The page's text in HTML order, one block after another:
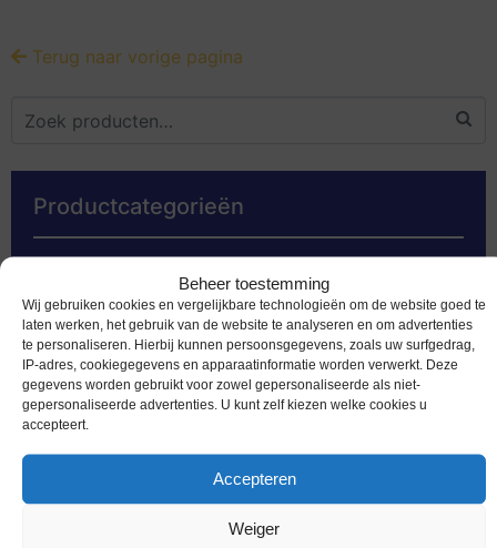
Beheer toestemming
Wij gebruiken cookies en vergelijkbare technologieën om de website goed te
laten werken, het gebruik van de website te analyseren en om advertenties
te personaliseren. Hierbij kunnen persoonsgegevens, zoals uw surfgedrag,
IP-adres, cookiegegevens en apparaatinformatie worden verwerkt. Deze
gegevens worden gebruikt voor zowel gepersonaliseerde als niet-
gepersonaliseerde advertenties. U kunt zelf kiezen welke cookies u
accepteert.
Accepteren
Weiger
Terug naar vorige pagina
Productcategorieën
Speciale 2 euromunten
Bankbiljetten
Worldcoins
Nederland Voor 2002
Gold Coins